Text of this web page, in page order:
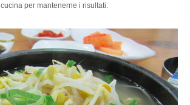
cucina per mantenerne i risultati: